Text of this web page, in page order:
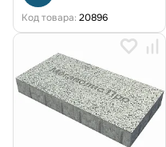
Код товара: 20896